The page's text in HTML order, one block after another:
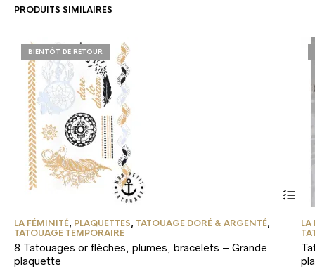
PRODUITS SIMILAIRES
BIENTÔT DE RETOUR
LA FÉMINITÉ, PLAQUETTES, TATOUAGE DORÉ & ARGENTÉ,
TATOUAGE TEMPORAIRE
8 Tatouages or flèches, plumes, bracelets – Grande
plaquette
LA